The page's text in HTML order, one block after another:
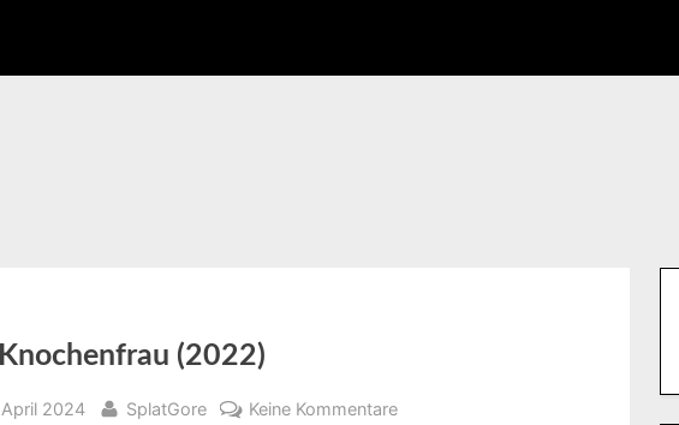
(2022)
April 2024 By
SplatGore Keine Kommentarezu